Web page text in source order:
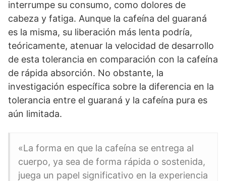
interrumpe su consumo, como dolores de
cabeza y fatiga. Aunque la cafeína del guaraná
es la misma, su liberación más lenta podría,
teóricamente, atenuar la velocidad de desarrollo
de esta tolerancia en comparación con la cafeína
de rápida absorción. No obstante, la
investigación específica sobre la diferencia en la
tolerancia entre el guaraná y la cafeína pura es
aún limitada.
«La forma en que la cafeína se entrega al
cuerpo, ya sea de forma rápida o sostenida,
juega un papel significativo en la experiencia